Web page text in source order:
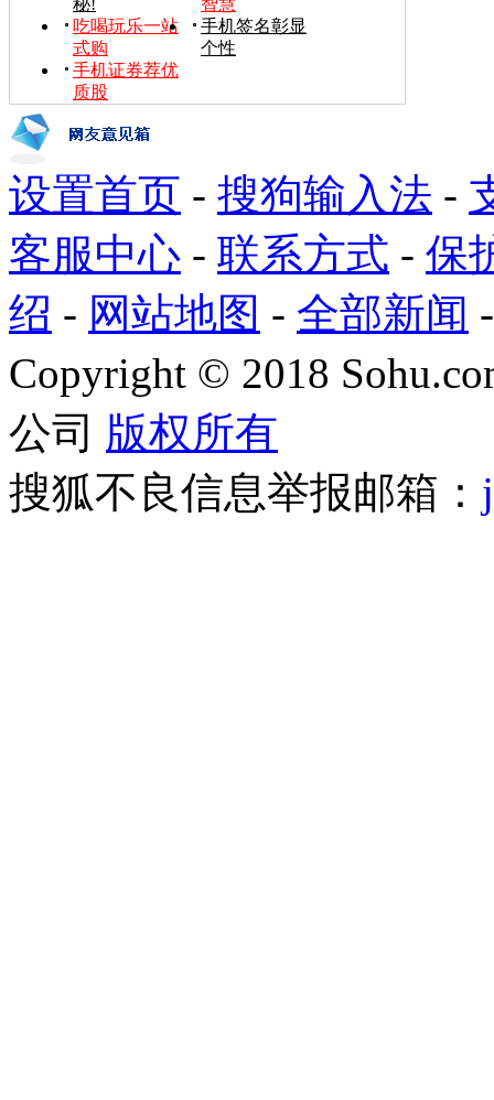
吃喝玩乐一站
式购
手机签名彰显
个性
手机证券荐优
质股
设置首页 - 搜狗输入法 -
客服中心 - 联系方式 - 保
绍 - 网站地图 - 全部新闻
Copyright © 2018
公司 版权所有
搜狐不良信息举报邮箱：